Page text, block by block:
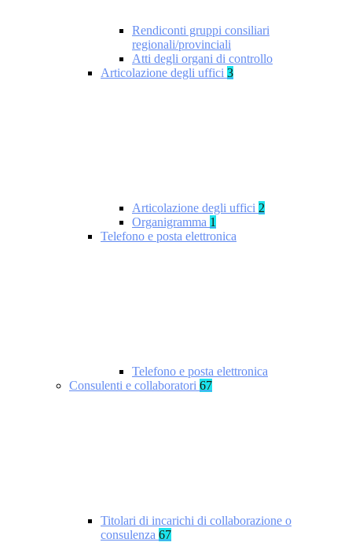
Rendiconti gruppi consiliari
regionali/provinciali
Atti degli organi di controllo
Articolazione degli uffici 3
Articolazione degli uffici 2
Organigramma 1
Telefono e posta elettronica
Telefono e posta elettronica
Consulenti e collaboratori 67
Titolari di incarichi di collaborazione o
consulenza 67